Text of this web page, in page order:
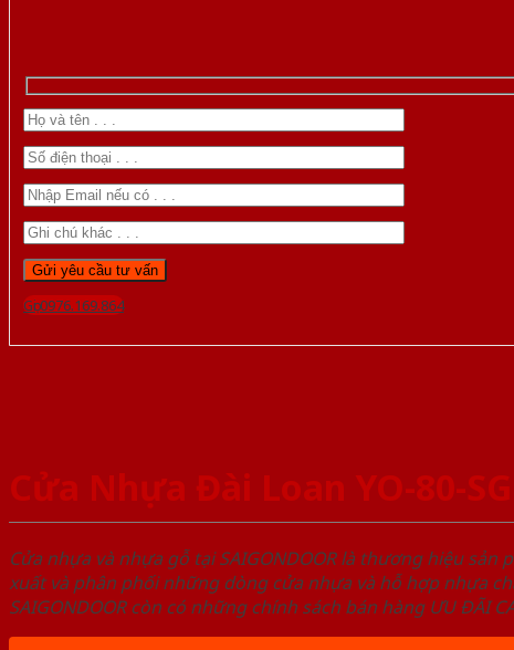
Gọi 0976.169.864
Cửa Nhựa Đài Loan YO-80-
Cửa nhựa và nhựa gỗ tại SAIGONDOOR là thương hiệu
xuất và phân phối những dòng cửa nhựa và hỗ hợp nhựa
SAIGONDOOR còn có những chính sách bán hàng ƯU ĐÃI